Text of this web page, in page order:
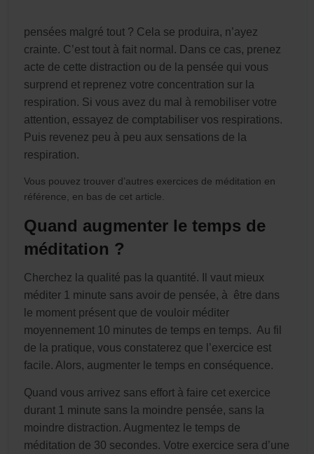
pensées malgré tout ? Cela se produira, n’ayez
crainte. C’est tout à fait normal. Dans ce cas, prenez
acte de cette distraction ou de la pensée qui vous
surprend et reprenez votre concentration sur la
respiration. Si vous avez du mal à remobiliser votre
attention, essayez de comptabiliser vos respirations.
Puis revenez peu à peu aux sensations de la
respiration.
Vous pouvez trouver d’autres exercices de méditation en
référence, en bas de cet article.
Quand augmenter le temps de
méditation ?
Cherchez la qualité pas la quantité. Il vaut mieux
méditer 1 minute sans avoir de pensée, à être dans
le moment présent que de vouloir méditer
moyennement 10 minutes de temps en temps. Au fil
de la pratique, vous constaterez que l’exercice est
facile. Alors, augmenter le temps en conséquence.
Quand vous arrivez sans effort à faire cet exercice
durant 1 minute sans la moindre pensée, sans la
moindre distraction. Augmentez le temps de
méditation de 30 secondes. Votre exercice sera d’une